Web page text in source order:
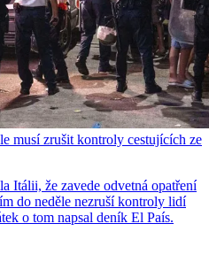
musí zrušit kontroly cestujících ze
Itálii, že zavede odvetná opatření
do neděle nezruší kontroly lidí
o tom napsal deník El País.